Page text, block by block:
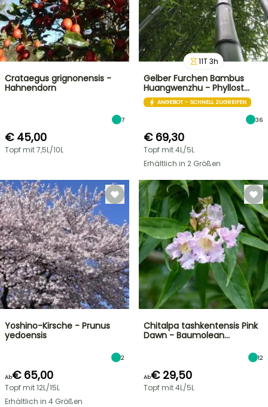
Crataegus grignonensis -
Hahnendorn
7
€ 45,00
Topf mit 7,5L/10L
11T 3h
Gelber Furchen Bambus
Huangwenzhu - Phyllost…
ANGEBOT - SCHNELL ZUGREIFEN
36
€ 69,30
Topf mit 4L/5L
Erhältlich in 2 Größen
Yoshino-Kirsche - Prunus
yedoensis
2
Ab€ 65,00
Topf mit 12L/15L
Erhältlich in 4 Größen
Chitalpa tashkentensis Pink
Dawn - Baumolean…
12
Ab€ 29,50
Topf mit 4L/5L